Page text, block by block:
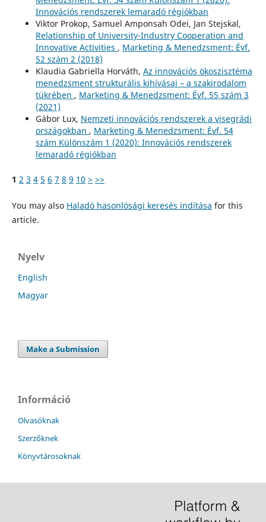
Innovációs rendszerek lemaradó régiókban
Viktor Prokop, Samuel Amponsah Odei, Jan Stejskal,
Relationship of University-Industry Cooperation and
Innovative Activities , Marketing & Menedzsment: Évf.
52 szám 2 (2018)
Klaudia Gabriella Horváth, Az innovációs ökoszisztéma
menedzsment strukturális kihívásai – a szakirodalom
tükrében , Marketing & Menedzsment: Évf. 55 szám 3
(2021)
Gábor Lux, Nemzeti innovációs rendszerek a visegrádi
országokban , Marketing & Menedzsment: Évf. 54
szám Különszám 1 (2020): Innovációs rendszerek
lemaradó régiókban
1 2 3 4 5 6 7 8 9 10 > >>
You may also Haladó hasonlósági keresés indítása for this
article.
Nyelv
English
Magyar
Make a Submission
Információ
Olvasóknak
Szerzőknek
Könyvtárosoknak